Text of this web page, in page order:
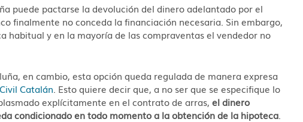
puede pactarse la devolución del dinero adelantado por el
finalmente no conceda la financiación necesaria. Sin embargo,
habitual y en la mayoría de las compraventas el vendedor no
en cambio, esta opción queda regulada de manera expresa
Catalán . Esto quiere decir que, a no ser que se especifique lo
explícitamente en el contrato de arras,el dinero
condicionado en todo momento a la obtención de la hipoteca